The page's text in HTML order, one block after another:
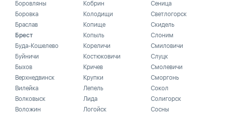
Боровляны
Боровка
Браслав
Брест
Буда-Кошелево
Буйничи
Быхов
Верхнедвинск
Вилейка
Волковыск
Воложин
Кобрин
Колодищи
Копище
Копыль
Кореличи
Костюковичи
Кричев
Крупки
Лепель
Лида
Логойск
Сеница
Светлогорск
Скидель
Слоним
Смиловичи
Слуцк
Смолевичи
Сморгонь
Сокол
Солигорск
Сосны